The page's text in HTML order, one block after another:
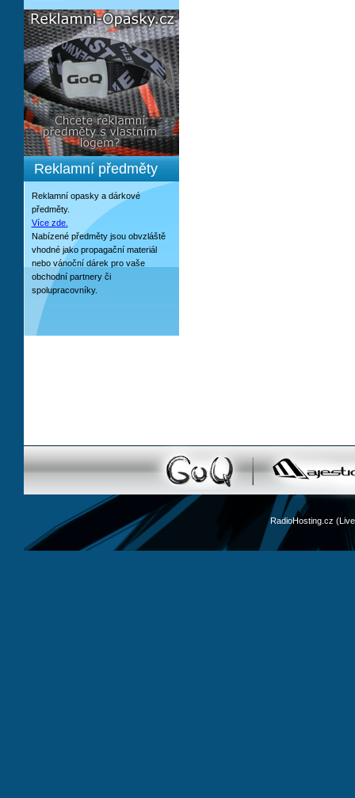
Reklamní předměty
Reklamní opasky a dárkové
předměty.
Více zde.
Nabízené předměty jsou obvzláště
vhodné jako propagační materiál
nebo vánoční dárek pro vaše
obchodní partnery či
spolupracovníky.
RadioHosting.cz